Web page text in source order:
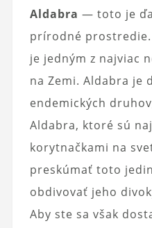
Aldabra — toto je
prírodné
je jedným z najviac
na Zemi. Aldabra je
endemických
Aldabra, ktoré sú
korytnačkami na
preskúmať toto
obdivovať jeho
Aby ste sa však